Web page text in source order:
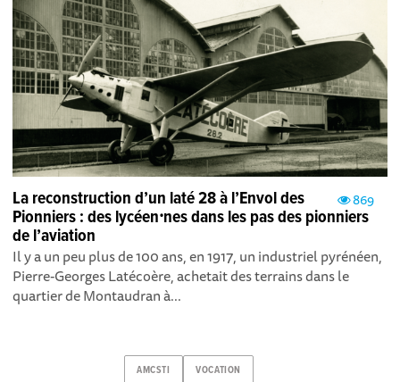
869
La reconstruction d’un laté 28 à l’Envol des
Pionniers : des lycéen⸱nes dans les pas des pionniers
de l’aviation
Il y a un peu plus de 100 ans, en 1917, un industriel pyrénéen,
Pierre-Georges Latécoère, achetait des terrains dans le
quartier de Montaudran à...
AMCSTI VOCATION